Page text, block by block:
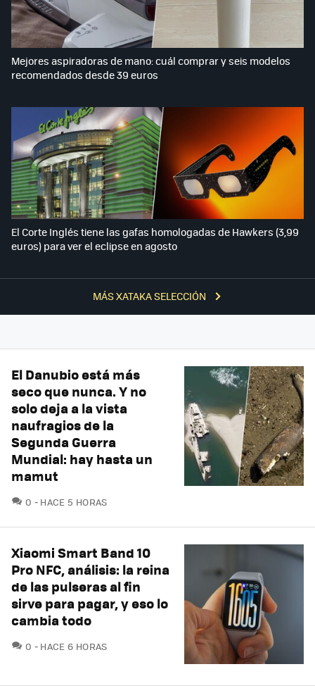
MÁS XATAKA SELECCIÓN
Mejores aspiradoras de mano: cuál comprar y seis modelos
recomendados desde 39 euros
El Corte Inglés tiene las gafas homologadas de Hawkers (3,99
euros) para ver el eclipse en agosto
El Danubio está más
seco que nunca. Y no
solo deja a la vista
naufragios de la
Segunda Guerra
Mundial: hay hasta un
mamut
0 COMENTARIOS
HACE 5 HORAS
Xiaomi Smart Band 10
Pro NFC, análisis: la reina
de las pulseras al fin
sirve para pagar, y eso lo
cambia todo
0 COMENTARIOS
HACE 6 HORAS